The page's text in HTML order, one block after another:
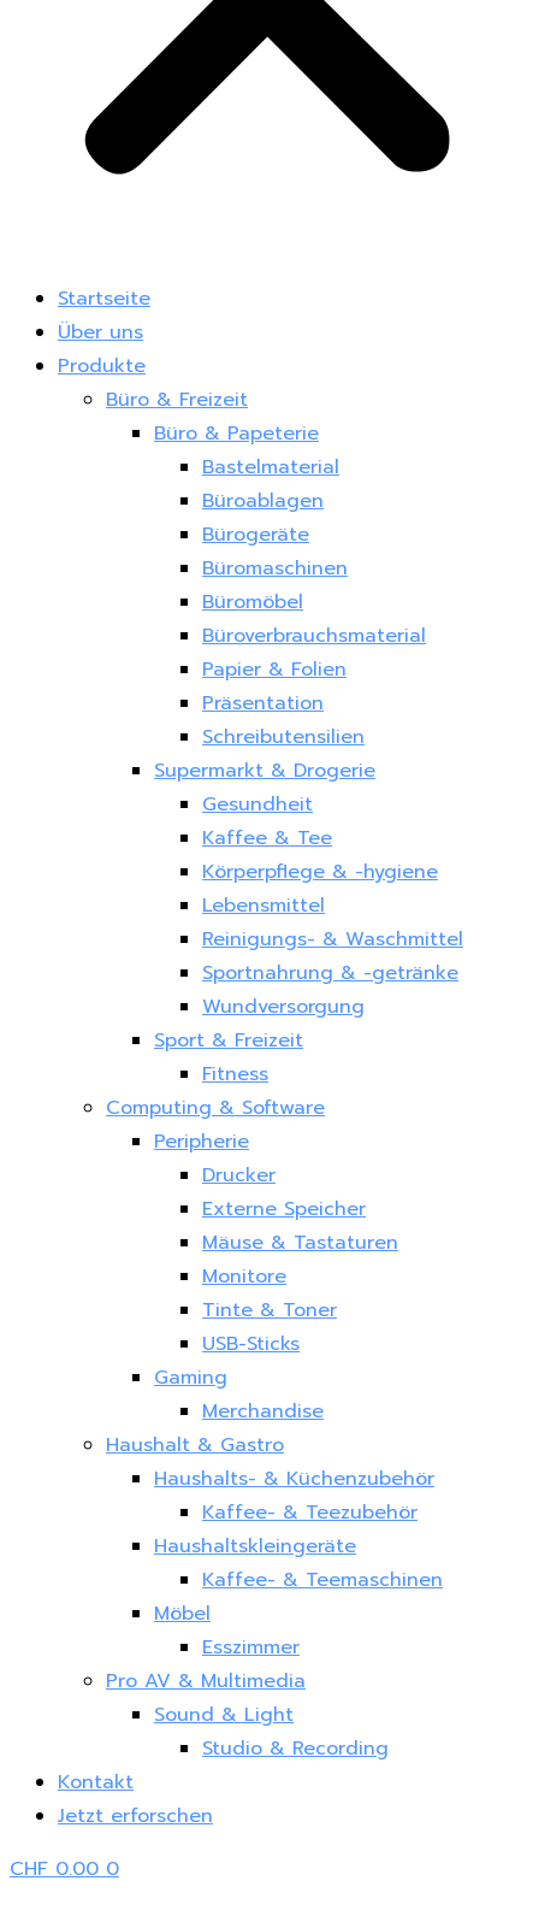
Startseite
Über uns
Produkte
Büro & Freizeit
Büro & Papeterie
Bastelmaterial
Büroablagen
Bürogeräte
Büromaschinen
Büromöbel
Büroverbrauchsmaterial
Papier & Folien
Präsentation
Schreibutensilien
Supermarkt & Drogerie
Gesundheit
Kaffee & Tee
Körperpflege & -hygiene
Lebensmittel
Reinigungs- & Waschmittel
Sportnahrung & -getränke
Wundversorgung
Sport & Freizeit
Fitness
Computing & Software
Peripherie
Drucker
Externe Speicher
Mäuse & Tastaturen
Monitore
Tinte & Toner
USB-Sticks
Gaming
Merchandise
Haushalt & Gastro
Haushalts- & Küchenzubehör
Kaffee- & Teezubehör
Haushaltskleingeräte
Kaffee- & Teemaschinen
Möbel
Esszimmer
Pro AV & Multimedia
Sound & Light
Studio & Recording
Kontakt
Jetzt erforschen
CHF0.00 0